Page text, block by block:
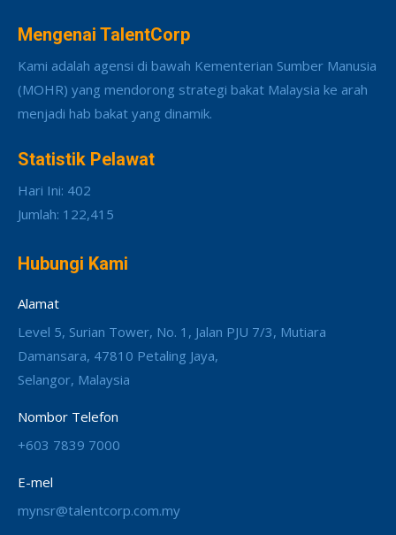
Mengenai TalentCorp
Kami adalah agensi di bawah Kementerian Sumber Manusia
(MOHR) yang mendorong strategi bakat Malaysia ke arah
menjadi hab bakat yang dinamik.
Statistik Pelawat
Hari Ini: 402
Jumlah: 122,415
Hubungi Kami
Alamat
Level 5, Surian Tower, No. 1, Jalan PJU 7/3, Mutiara
Damansara, 47810 Petaling Jaya,
Selangor, Malaysia
Nombor Telefon
+603 7839 7000
E-mel
mynsr@talentcorp.com.my